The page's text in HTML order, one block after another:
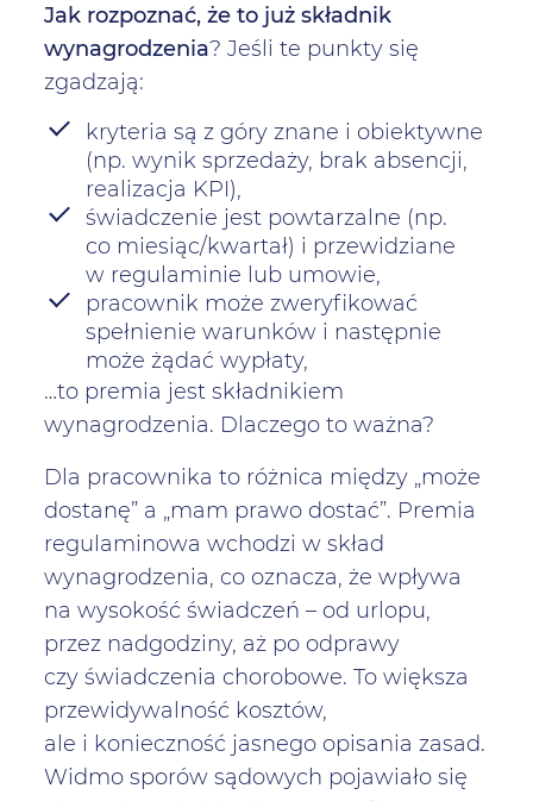
Jak rozpoznać, że to już składnik
wynagrodzenia? Jeśli te punkty się
zgadzają:
kryteria są z góry znane i obiektywne
(np. wynik sprzedaży, brak absencji,
realizacja KPI),
świadczenie jest powtarzalne (np.
co miesiąc/kwartał) i przewidziane
w regulaminie lub umowie,
pracownik może zweryfikować
spełnienie warunków i następnie
może żądać wypłaty,
…to premia jest składnikiem
wynagrodzenia. Dlaczego to ważna?
Dla pracownika to różnica między „może
dostanę” a „mam prawo dostać”. Premia
regulaminowa wchodzi w skład
wynagrodzenia, co oznacza, że wpływa
na wysokość świadczeń – od urlopu,
przez nadgodziny, aż po odprawy
czy świadczenia chorobowe. To większa
przewidywalność kosztów,
ale i konieczność jasnego opisania zasad.
Widmo sporów sądowych pojawiało się